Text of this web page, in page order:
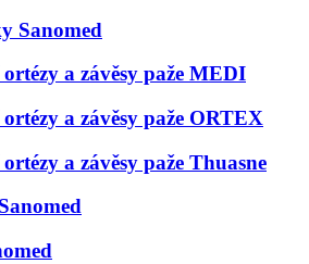
Sanomed
a závěsy paže MEDI
a závěsy paže ORTEX
a závěsy paže Thuasne